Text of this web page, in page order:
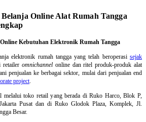
Online Alat Rumah Tangga
Kebutuhan Elektronik Rumah Tangga
elektronik rumah tanggayang telah beroperasisejak
retaileromnichannel online dan ritel produk-produk alat
penjualan ke berbagai sektor, mulai dari penjualan end
project.
melalui toko retail yang berada di Ruko Harco, Blok P,
Pusat dan di Ruko Glodok Plaza, Komplek, Jl.
Besar.